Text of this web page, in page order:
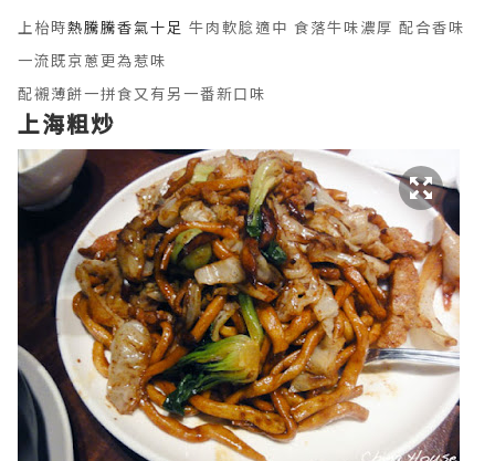
上枱時熱騰騰香氣十足 牛肉軟腍適中 食落牛味濃厚 配合香味
一流既京蔥更為惹味
配襯薄餅一拼食又有另一番新口味
上海粗炒